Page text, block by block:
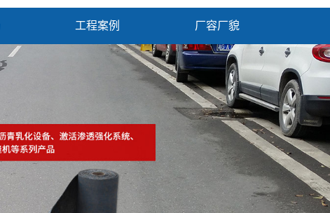
工程案例 厂容厂貌